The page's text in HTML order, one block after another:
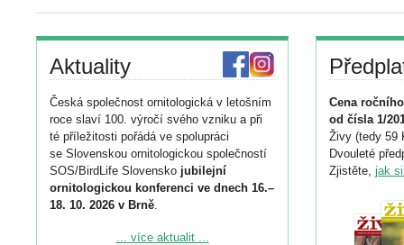
Aktuality
Česká společnost ornitologická v letošním
roce slaví 100. výročí svého vzniku a při
té příležitosti pořádá ve spolupráci
se Slovenskou ornitologickou společností
SOS/BirdLife Slovensko jubilejní
ornitologickou konferenci ve dnech 16.–
18. 10. 2026 v Brně.
Podrobnější informace ke konferenci
... více aktualit ...
Cena
od čísla 1/
Živy (tedy 59
Dvouleté
Zjistěte, jak